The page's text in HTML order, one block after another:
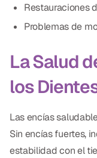
DOCTORES
Dr. Douglas Ness
Dr. Jared Gibbons
Dr. Christian Bastien
Dr. Allen Newman
Restauraciones
Problemas de
La Salud
los
Las encías
Sin encías fuertes,
estabilidad con el